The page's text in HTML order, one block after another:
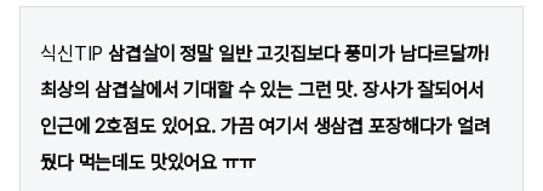
식신TIP 삼겹살이 정말 일반 고깃집보다 풍미가 남다르달까!
최상의 삼겹살에서 기대할 수 있는 그런 맛. 장사가 잘되어서
인근에 2호점도 있어요. 가끔 여기서 생삼겹 포장해다가 얼려
뒀다 먹는데도 맛있어요 ㅠㅠ